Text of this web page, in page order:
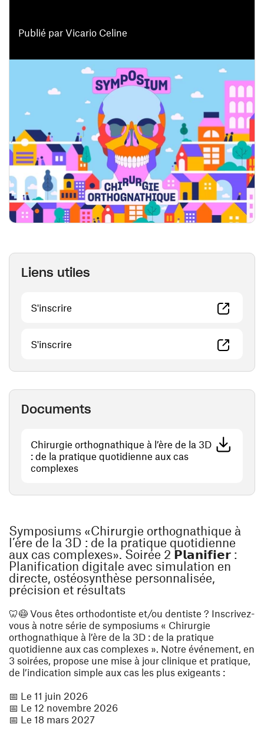
Publié par Vicario Celine
Liens utiles
S'inscrire
S'inscrire
Documents
Chirurgie orthognathique à l’ère de la 3D
: de la pratique quotidienne aux cas
complexes(ouvre une nouvelle fenêtre)
Symposiums «Chirurgie orthognathique à
l’ère de la 3D : de la pratique quotidienne
aux cas complexes». Soirée 2 𝗣𝗹𝗮𝗻𝗶𝗳𝗶𝗲𝗿 :
Planification digitale avec simulation en
directe, ostéosynthèse personnalisée,
précision et résultats
🦷😷 Vous êtes orthodontiste et/ou dentiste ? Inscrivez-
vous à notre série de symposiums « Chirurgie
orthognathique à l’ère de la 3D : de la pratique
quotidienne aux cas complexes ». Notre événement, en
3 soirées, propose une mise à jour clinique et pratique,
de l’indication simple aux cas les plus exigeants :
📅 Le 11 juin 2026
📅 Le 12 novembre 2026
📅 Le 18 mars 2027